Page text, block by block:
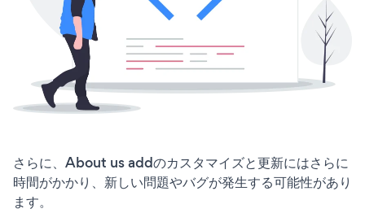
さらに、About us addのカスタマイズと更新にはさらに
時間がかかり、新しい問題やバグが発生する可能性があり
ます。